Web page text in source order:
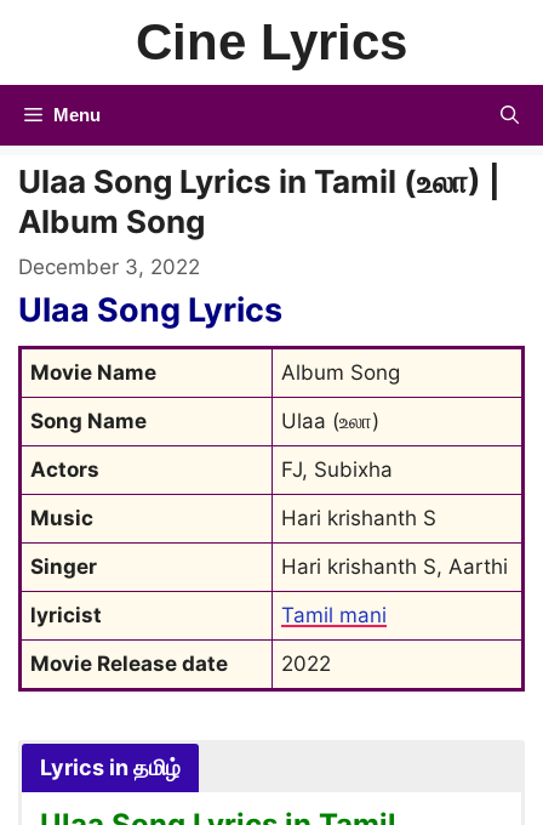
Cine Lyrics
Menu
Ulaa Song Lyrics in Tamil (உலா) |
Album Song
December 3, 2022
Ulaa Song Lyrics
Movie Name
Album Song
Song Name
Ulaa (உலா)
Actors
FJ, Subixha
Music
Hari krishanth S
Singer
Hari krishanth S, Aarthi
lyricist
Tamil mani
Movie Release date
2022
Lyrics in தமிழ்